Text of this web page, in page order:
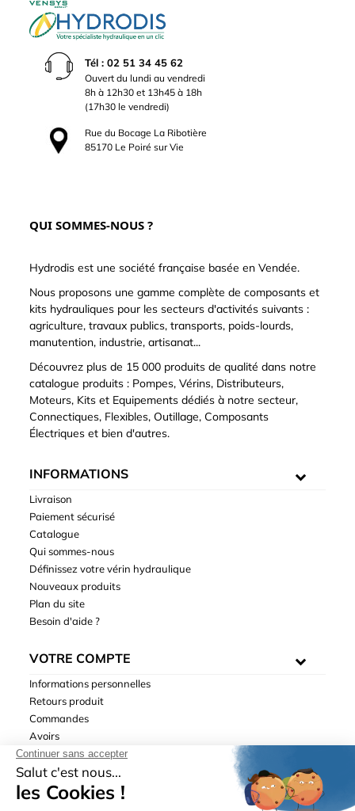
Tél : 02 51 34 45 62
Ouvert du lundi au vendredi
8h à 12h30 et 13h45 à 18h
(17h30 le vendredi)
Rue du Bocage La Ribotière
85170 Le Poiré sur Vie
QUI SOMMES-NOUS ?
Hydrodis est une société française basée en Vendée.
Nous proposons une gamme complète de composants et
kits hydrauliques pour les secteurs d'activités suivants :
agriculture, travaux publics, transports, poids-lourds,
manutention, industrie, artisanat...
Découvrez plus de 15 000 produits de qualité dans notre
catalogue produits : Pompes, Vérins, Distributeurs,
Moteurs, Kits et Equipements dédiés à notre secteur,
Connectiques, Flexibles, Outillage, Composants
Électriques et bien d'autres.
INFORMATIONS
Livraison
Paiement sécurisé
Catalogue
Qui sommes-nous
Définissez votre vérin hydraulique
Nouveaux produits
Plan du site
Besoin d'aide ?
VOTRE COMPTE
Informations personnelles
Retours produit
Commandes
Avoirs
Adresses
Bons de réduction